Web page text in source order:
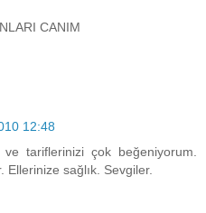
CANIM
12:48
tariflerinizi çok beğeniyorum.
sağlık. Sevgiler.